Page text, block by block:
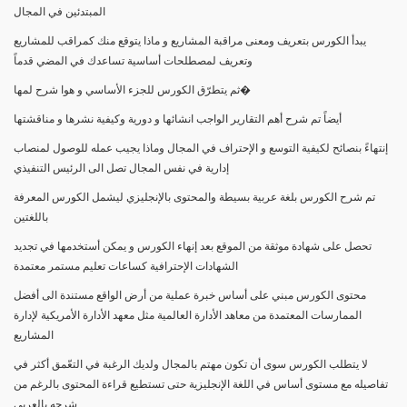
المبتدئين في المجال
يبدأ الكورس بتعريف ومعنى مراقبة المشاريع و ماذا يتوقع منك كمراقب للمشاريع
وتعريف لمصطلحات أساسية تساعدك في المضي قدماً
ثم يتطرّق الكورس للجزء الأساسي و هوا شرح لمها�
أيضاً تم شرح أهم التقارير الواجب انشائها و دورية وكيفية نشرها و مناقشتها
إنتهاءً بنصائح لكيفية التوسع و الإحتراف في المجال وماذا يجيب عمله للوصول لمنصاب
إدارية في نفس المجال تصل الى الرئيس التنفيذي
تم شرح الكورس بلغة عربية بسيطة والمحتوى بالإنجليزي ليشمل الكورس المعرفة
باللغتين
تحصل على شهادة موثقة من الموقع بعد إنهاء الكورس و يمكن أستخدمها في تجديد
الشهادات الإحترافية كساعات تعليم مستمر معتمدة
محتوى الكورس مبني على أساس خبرة عملية من أرض الواقع مستندة الى أفضل
الممارسات المعتمدة من معاهد الأدارة العالمية مثل معهد الأدارة الأمريكية لإدارة
المشاريع
لا يتطلب الكورس سوى أن تكون مهتم بالمجال ولديك الرغبة في التعّمق أكثر في
تفاصيله مع مستوى أساس في اللغة الإنجليزية حتى تستطيع قراءة المحتوى بالرغم من
شرحه بالعربي